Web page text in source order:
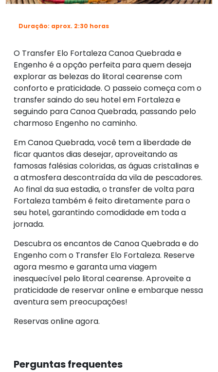
Duração: aprox. 2:30 horas
O Transfer Elo Fortaleza Canoa Quebrada e
Engenho é a opção perfeita para quem deseja
explorar as belezas do litoral cearense com
conforto e praticidade. O passeio começa com o
transfer saindo do seu hotel em Fortaleza e
seguindo para Canoa Quebrada, passando pelo
charmoso Engenho no caminho.
Em Canoa Quebrada, você tem a liberdade de
ficar quantos dias desejar, aproveitando as
famosas falésias coloridas, as águas cristalinas e
a atmosfera descontraída da vila de pescadores.
Ao final da sua estadia, o transfer de volta para
Fortaleza também é feito diretamente para o
seu hotel, garantindo comodidade em toda a
jornada.
Descubra os encantos de Canoa Quebrada e do
Engenho com o Transfer Elo Fortaleza. Reserve
agora mesmo e garanta uma viagem
inesquecível pelo litoral cearense. Aproveite a
praticidade de reservar online e embarque nessa
aventura sem preocupações!
Reservas online agora.
Perguntas frequentes